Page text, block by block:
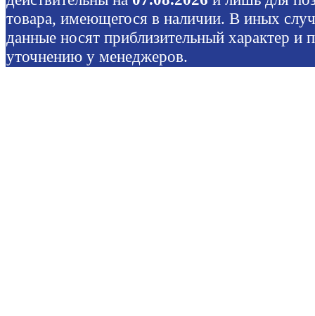
товара, имеющегося в наличии. В иных
данные носят приблизительный характер и
уточнению у менеджеров.